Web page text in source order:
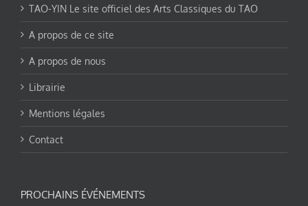
TAO-YIN Le site officiel des Arts Classiques du TAO
A propos de ce site
A propos de nous
Librairie
Mentions légales
Contact
PROCHAINS ÉVÉNEMENTS